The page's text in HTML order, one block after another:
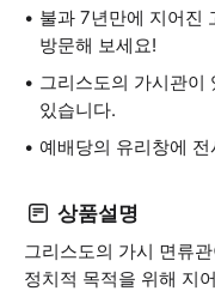
불과 7년만에 지어진
방문해 보세요!
그리스도의 가시관이
있습니다.
예배당의 유리창에
상품설명
그리스도의 가시 면류
정치적 목적을 위해 지